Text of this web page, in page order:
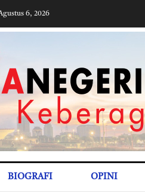
6, 2026
BIOGRAFI OPINI